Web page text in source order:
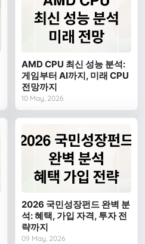
AMD CPU 최신 성능 분석:
게임부터 AI까지, 미래 CPU
전망까지
10 May, 2026
2026 국민성장펀드 완벽 분
석: 혜택, 가입 자격, 투자 전
략까지
09 May, 2026